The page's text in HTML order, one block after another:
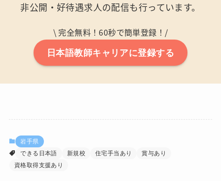
非公開・好待遇求人の配信も行っています。
\ 完全無料！60秒で簡単登録！/
日本語教師キャリアに登録する
岩手県
できる日本語
新規校 住宅手当あり
賞与あり
資格取得支援あり